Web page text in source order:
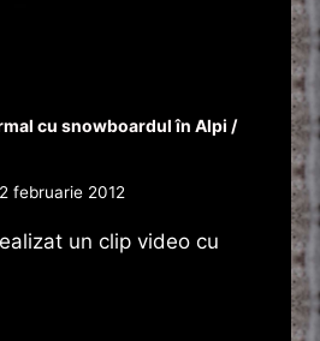
cu snowboardul în Alpi /
februarie 2012
un clip video cu